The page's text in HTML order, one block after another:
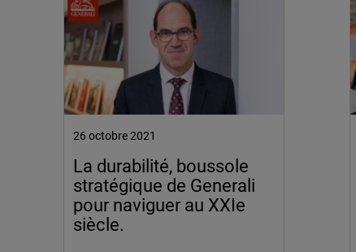
26 octobre 2021
La durabilité, boussole
stratégique de Generali
pour naviguer au XXIe
siècle.